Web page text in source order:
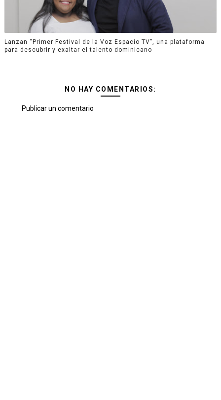
Lanzan “Primer Festival de la Voz Espacio TV”, una plataforma
para descubrir y exaltar el talento dominicano
NO HAY COMENTARIOS:
Publicar un comentario